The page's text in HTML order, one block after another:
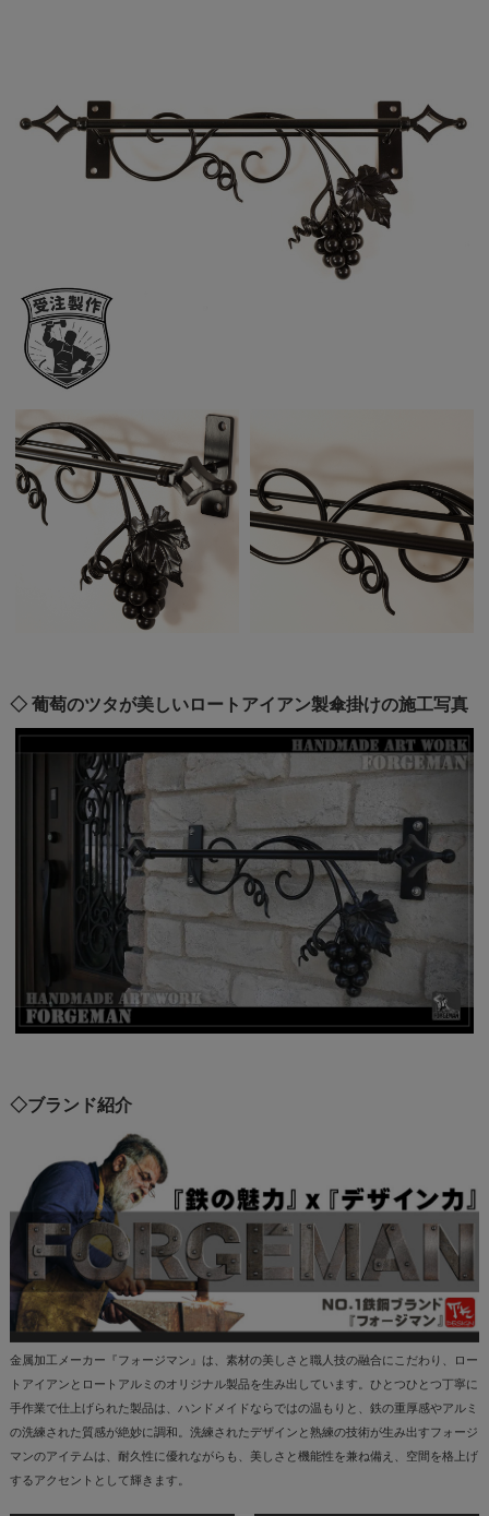
◇ 葡萄のツタが美しいロートアイアン製傘掛けの施工写真
◇ブランド紹介
金属加工メーカー『フォージマン』は、素材の美しさと職人技の融合にこだわり、ロー
トアイアンとロートアルミのオリジナル製品を生み出しています。ひとつひとつ丁寧に
手作業で仕上げられた製品は、ハンドメイドならではの温もりと、鉄の重厚感やアルミ
の洗練された質感が絶妙に調和。洗練されたデザインと熟練の技術が生み出すフォージ
マンのアイテムは、耐久性に優れながらも、美しさと機能性を兼ね備え、空間を格上げ
するアクセントとして輝きます。